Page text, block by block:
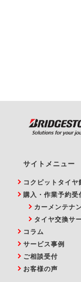
サイトメニュー
コクピットタイ
購入・作業予約受
カーメンテナ
タイヤ交換サ
コラム
サービス事例
ご相談受付
お客様の声